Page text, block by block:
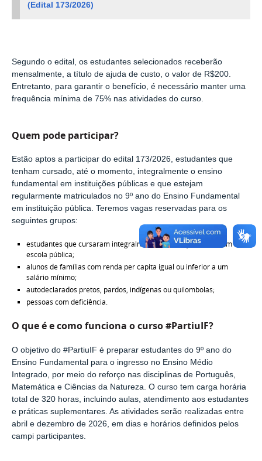
(Edital 173/2026)
Segundo o edital, os estudantes selecionados receberão
mensalmente, a título de ajuda de custo, o valor de R$200.
Entretanto, para garantir o benefício, é necessário manter uma
frequência mínima de 75% nas atividades do curso.
Quem pode participar?
Estão aptos a participar do edital 173/2026, estudantes que
tenham cursado, até o momento, integralmente o ensino
fundamental em instituições públicas e que estejam
regularmente matriculados no 9º ano do Ensino Fundamental
em instituição pública. Teremos vagas reservadas para os
seguintes grupos:
estudantes que cursaram integralmente a educação básica em
escola pública;
alunos de famílias com renda per capita igual ou inferior a um
salário mínimo;
autodeclarados pretos, pardos, indígenas ou quilombolas;
pessoas com deficiência.
O que é e como funciona o curso #PartiuIF?
O objetivo do #PartiuIF é preparar estudantes do 9º ano do
Ensino Fundamental para o ingresso no Ensino Médio
Integrado, por meio do reforço nas disciplinas de Português,
Matemática e Ciências da Natureza. O curso tem carga horária
total de 320 horas, incluindo aulas, atendimento aos estudantes
e práticas suplementares. As atividades serão realizadas entre
abril e dezembro de 2026, em dias e horários definidos pelos
campi participantes.